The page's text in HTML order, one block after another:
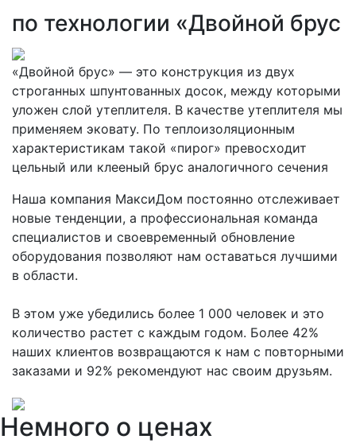
по технологии «Двойной брус
«Двойной брус» — это конструкция из двух
строганных шпунтованных досок, между которыми
уложен слой утеплителя. В качестве утеплителя мы
применяем эковату. По теплоизоляционным
характеристикам такой «пирог» превосходит
цельный или клееный брус аналогичного сечения
Наша компания МаксиДом постоянно отслеживает
новые тенденции, а профессиональная команда
специалистов и своевременный обновление
оборудования позволяют нам оставаться лучшими
в области.
В этом уже убедились более 1 000 человек и это
количество растет с каждым годом. Более 42%
наших клиентов возвращаются к нам с повторными
заказами и 92% рекомендуют нас своим друзьям.
Немного о ценах